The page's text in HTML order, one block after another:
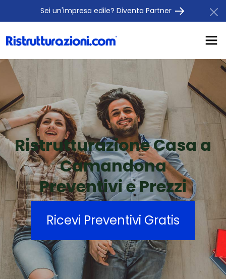
Sei un'impresa edile? Diventa Partner
Ristrutturazione Casa a
Camandona
Preventivi e Prezzi
Ricevi Preventivi Gratis